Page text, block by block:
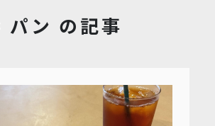
パン の記事